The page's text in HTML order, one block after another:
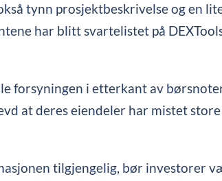
tynn prosjektbeskrivelse og en
har blitt svartelistet på
forsyningen i etterkant av
at deres eiendeler har mistet
tilgjengelig, bør investorer